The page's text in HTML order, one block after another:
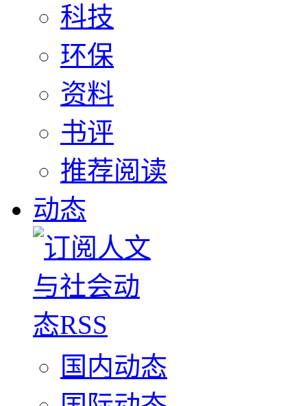
科技
环保
资料
书评
推荐阅读
动态
国内动态